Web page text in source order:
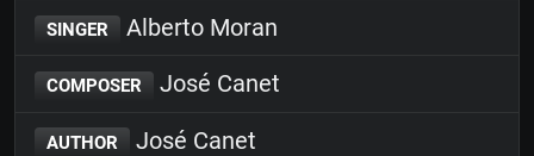
SINGER Alberto Moran
COMPOSER José Canet
AUTHOR José Canet